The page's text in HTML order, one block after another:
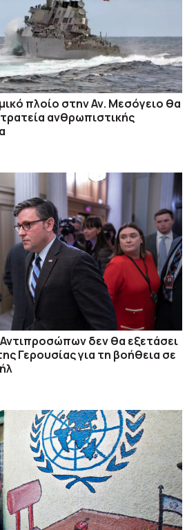
πλοίο στην Αν. Μεσόγειο θα
ανθρωπιστικής
δεν θα εξετάσει
Γερουσίας για τη βοήθεια σε